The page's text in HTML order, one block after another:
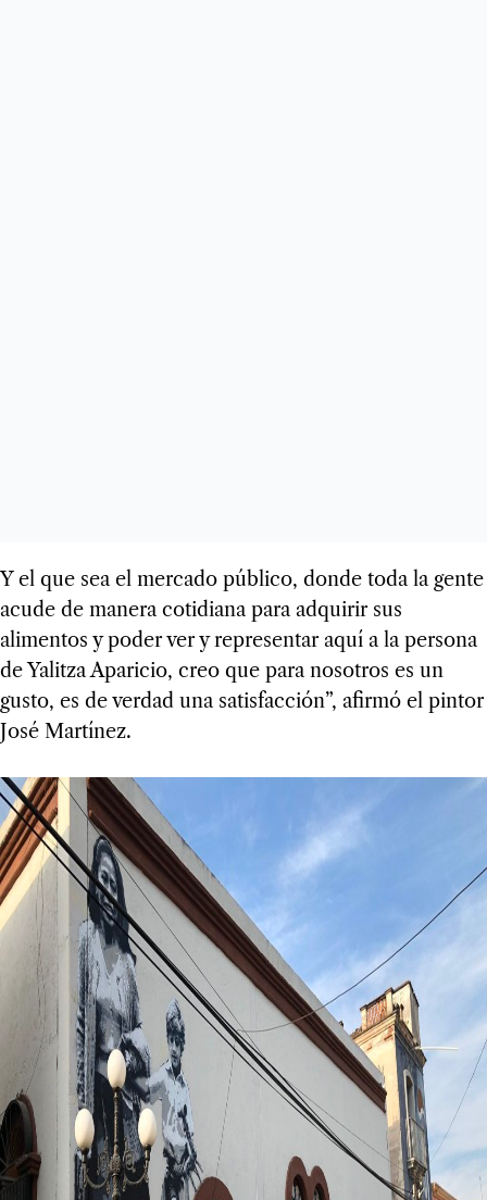
Y el que sea el mercado público, donde toda la gente
acude de manera cotidiana para adquirir sus
alimentos y poder ver y representar aquí a la persona
de Yalitza Aparicio, creo que para nosotros es un
gusto, es de verdad una satisfacción”, afirmó el pintor
José Martínez.